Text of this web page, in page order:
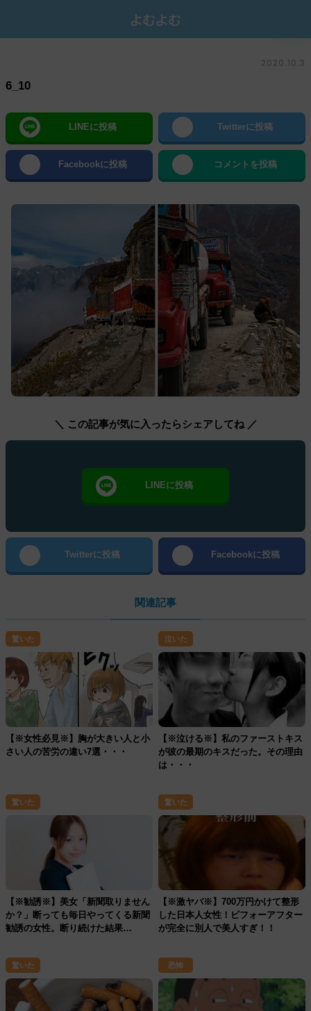
2020.10.3
6_10
LINEに投稿 Twitterに投稿
Facebookに投稿 コメントを投稿
＼ この記事が気に入ったらシェアしてね ／
LINEに投稿
Twitterに投稿 Facebookに投稿
関連記事
驚いた
【※女性必見※】胸が大きい人と小
さい人の苦労の違い7選・・・
泣いた
【※泣ける※】私のファーストキス
が彼の最期のキスだった。その理由
は・・・
驚いた
【※勧誘※】美女「新聞取りません
か？」断っても毎日やってくる新聞
勧誘の女性。断り続けた結果…
驚いた
【※激ヤバ※】700万円かけて整形
した日本人女性！ビフォーアフター
が完全に別人で美人すぎ！！
驚いた 恐怖